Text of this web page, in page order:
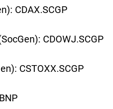
CDAX.SCGP
CDOWJ.SCGP
CSTOXX.SCGP